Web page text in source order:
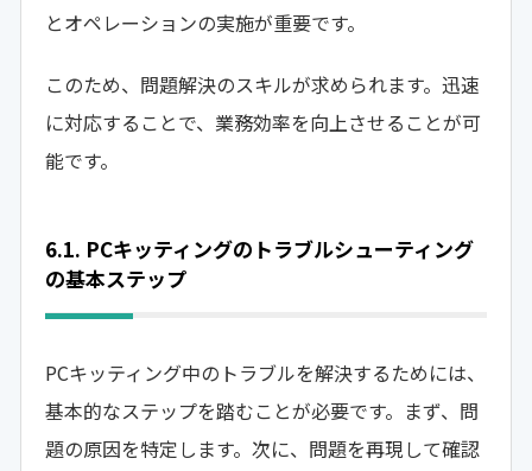
とオペレーションの実施が重要です。
このため、問題解決のスキルが求められます。迅速
に対応することで、業務効率を向上させることが可
能です。
6.1. PCキッティングのトラブルシューティング
の基本ステップ
PCキッティング中のトラブルを解決するためには、
基本的なステップを踏むことが必要です。まず、問
題の原因を特定します。次に、問題を再現して確認